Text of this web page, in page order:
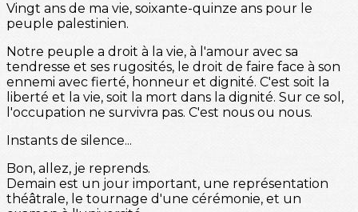
Vingt ans de ma vie, soixante-quinze ans pour le
peuple palestinien.
Notre peuple a droit à la vie, à l'amour avec sa
tendresse et ses rugosités, le droit de faire face à son
ennemi avec fierté, honneur et dignité. C'est soit la
liberté et la vie, soit la mort dans la dignité. Sur ce sol,
l'occupation ne survivra pas. C'est nous ou nous.
Instants de silence...
Bon, allez, je reprends.
Demain est un jour important, une représentation
théâtrale, le tournage d'une cérémonie, et un